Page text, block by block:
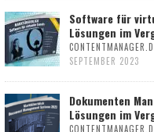
Software für
Lösungen im
SEPTEMBER 2023
Dokumenten
Lösungen im